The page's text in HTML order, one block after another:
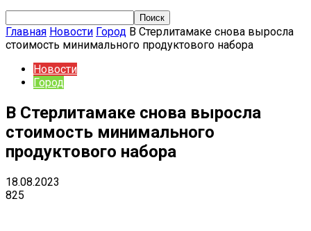
Главная Новости Город В Стерлитамаке снова выросла
стоимость минимального продуктового набора
Новости
Город
В Стерлитамаке снова выросла
стоимость минимального
продуктового набора
18.08.2023
825